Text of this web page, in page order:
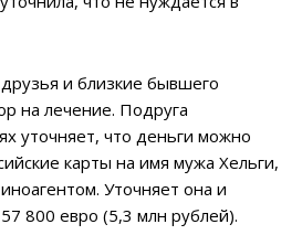
и близкие бывшего
на лечение. Подруга
уточняет, что деньги можно
карты на имя мужа Хельги,
Уточняет она и
800 евро (5,3 млн рублей).